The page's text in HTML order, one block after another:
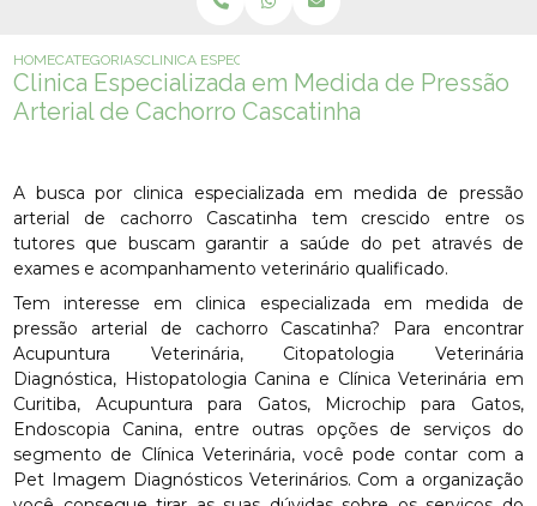
HOMECATEGORIASCLINICA ESPECIALIZADA EM MEDIDA DE PRESSÃO
Clinica Especializada em Medida de Pressão
Arterial de Cachorro Cascatinha
A busca por clinica especializada em medida de pressão
arterial de cachorro Cascatinha tem crescido entre os
tutores que buscam garantir a saúde do pet através de
exames e acompanhamento veterinário qualificado.
Tem interesse em clinica especializada em medida de
pressão arterial de cachorro Cascatinha? Para encontrar
Acupuntura Veterinária, Citopatologia Veterinária
Diagnóstica, Histopatologia Canina e Clínica Veterinária em
Curitiba, Acupuntura para Gatos, Microchip para Gatos,
Endoscopia Canina, entre outras opções de serviços do
segmento de Clínica Veterinária, você pode contar com a
Pet Imagem Diagnósticos Veterinários. Com a organização